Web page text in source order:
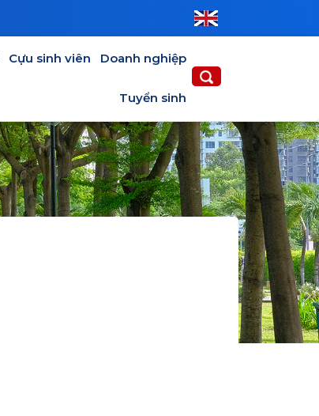
Cựu sinh viên Doanh nghiệp
Tuyển sinh